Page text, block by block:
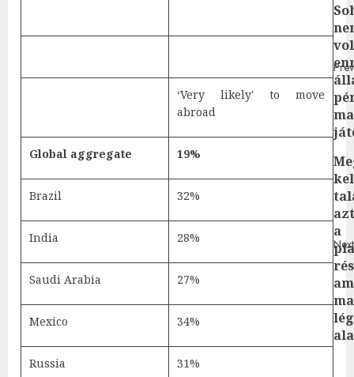
‘Very likely' to move
abroad
Global aggregate 19%
Brazil 32%
India 28%
Saudi Arabia 27%
Mexico 34%
Russia 31%
Next
azt
a